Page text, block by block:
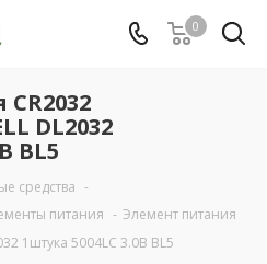
0
DL2032
BL5
средства -
питания - Элемент питания
1штука 5004LC 3.0В BL5